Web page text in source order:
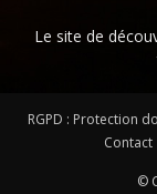
Le site de
RGPD : Protection
Contact
©